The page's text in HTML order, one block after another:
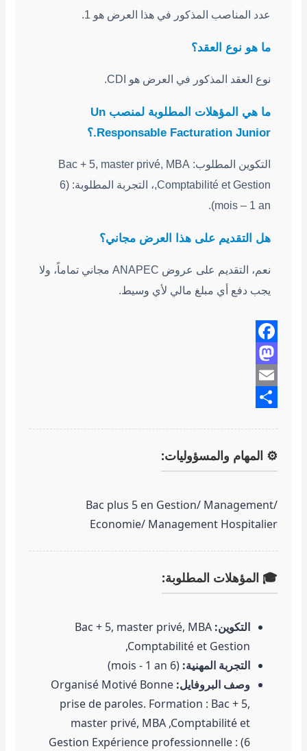
عدد المناصب المذكور في هذا العرض هو 1.
ما هو نوع العقد؟
نوع العقد المذكور في العرض هو CDI.
ما هي المؤهلات المطلوبة لمنصب Un
Responsable Facturation Junior.؟
التكوين المطلوب: Bac + 5, master privé, MBA
,Comptabilité et Gestion، التجربة المطلوبة: (6
mois – 1 an).
هل التقديم على هذا العرض مجاني؟
نعم، التقديم على عروض ANAPEC مجاني تماماً، ولا
يجب دفع أي مبلغ مالي لأي وسيط.
Facebook
Mastodon
Email
⚙️ المهام والمسؤوليات:
Bac plus 5 en Gestion/ Management/
Economie/ Management Hospitalier
🎓 المؤهلات المطلوبة:
التكوين: Bac + 5, master privé, MBA
,Comptabilité et Gestion
التجربة المهنية: (6 mois - 1 an)
وصف البروفايل: Organisé Motivé Bonne
prise de paroles. Formation : Bac + 5,
master privé, MBA ,Comptabilité et
Gestion Expérience professionnelle : (6